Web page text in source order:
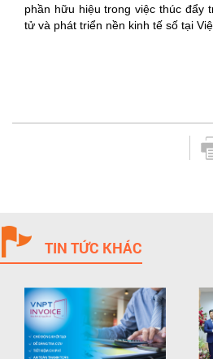
phần hữu hiệu trong việc thúc đẩy
tử và phát triển nền kinh tế số tại
TIN TỨC KHÁC